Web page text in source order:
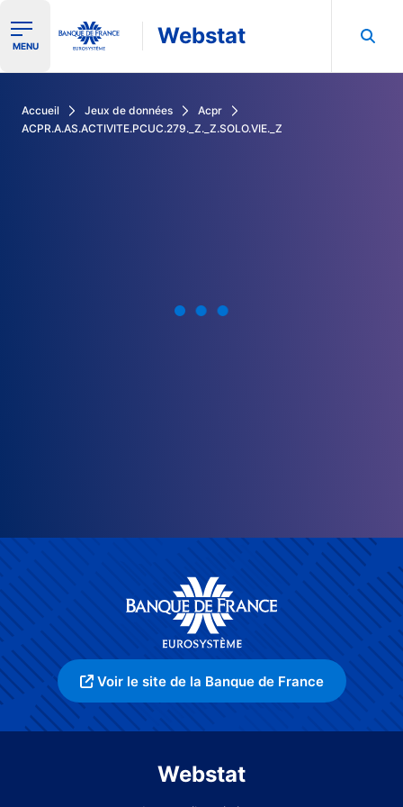
Ouvrir le menu de navigation
MENU Webstat
Accueil Jeux de données
Acpr
ACPR.A.AS.ACTIVITE.PCUC.279._Z._Z.SOLO.VIE._Z
Voir le site de la Banque de France
Webstat